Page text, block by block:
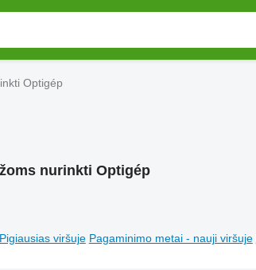
Optigép
nurinkti Optigép
Pigiausias viršuje Pagaminimo metai - nauji viršuje